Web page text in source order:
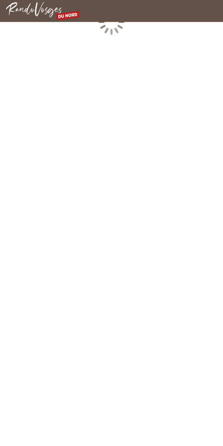
Nordvogesen
Laden